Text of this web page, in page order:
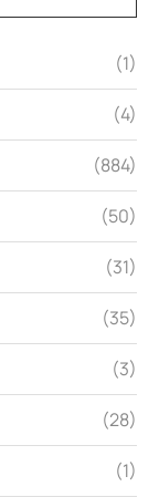
(1)
(4)
(884)
(50)
(31)
(35)
(3)
(28)
(1)